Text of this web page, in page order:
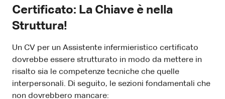
Certificato: La Chiave è nella
Struttura!
Un CV per un Assistente infermieristico certificato
dovrebbe essere strutturato in modo da mettere in
risalto sia le competenze tecniche che quelle
interpersonali. Di seguito, le sezioni fondamentali che
non dovrebbero mancare: